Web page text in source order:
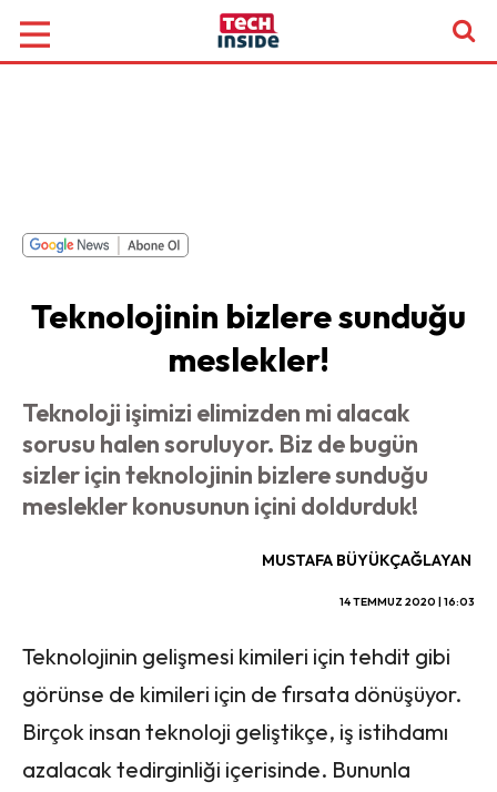
Teknolojinin bizlere sunduğu
meslekler!
Teknoloji işimizi elimizden mi alacak
sorusu halen soruluyor. Biz de bugün
sizler için teknolojinin bizlere sunduğu
meslekler konusunun içini doldurduk!
MUSTAFA BÜYÜKÇAĞLAYAN
14 TEMMUZ 2020 | 16:03
Teknolojinin gelişmesi kimileri için tehdit gibi
görünse de kimileri için de fırsata dönüşüyor.
Birçok insan teknoloji geliştikçe, iş istihdamı
azalacak tedirginliği içerisinde. Bununla